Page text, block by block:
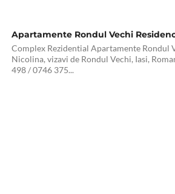
Apartamente Rondul Vechi
Complex Rezidential Apartamente Rondul
Nicolina, vizavi de Rondul Vechi, Iasi,
498 / 0746 375...